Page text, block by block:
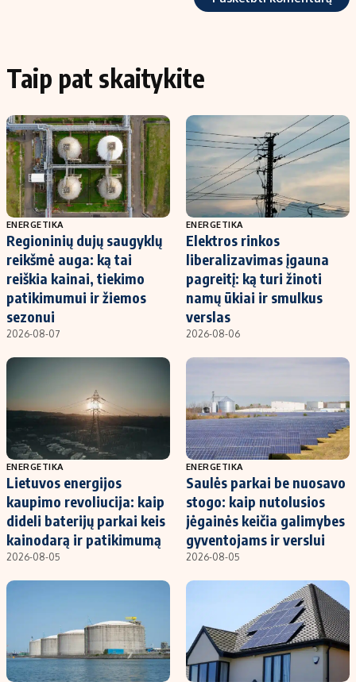
Taip pat skaitykite
ENERGETIKA
Regioninių dujų saugyklų
reikšmė auga: ką tai
reiškia kainai, tiekimo
patikimumui ir žiemos
sezonui
2026-08-07
ENERGETIKA
Elektros rinkos
liberalizavimas įgauna
pagreitį: ką turi žinoti
namų ūkiai ir smulkus
verslas
2026-08-06
ENERGETIKA
Lietuvos energijos
kaupimo revoliucija: kaip
dideli baterijų parkai keis
kainodarą ir patikimumą
2026-08-05
ENERGETIKA
Saulės parkai be nuosavo
stogo: kaip nutolusios
jėgainės keičia galimybes
gyventojams ir verslui
2026-08-05